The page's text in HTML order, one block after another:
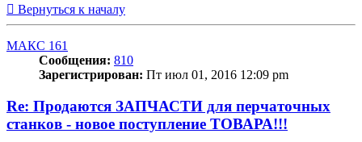
Вернуться к началу
МАКС 161
Сообщения: 810
Зарегистрирован: Пт июл 01, 2016 12:09 pm
Re: Продаются ЗАПЧАСТИ для перчаточных
станков - новое поступление ТОВАРА!!!